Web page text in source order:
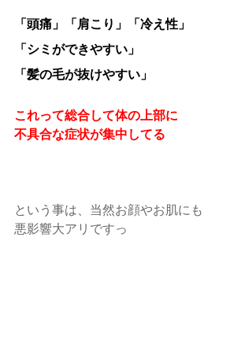
「頭痛」「肩こり」「冷え性」
「シミができやすい」
「髪の毛が抜けやすい」
これって総合して体の上部に
不具合な症状が集中してる
という事は、当然お顔やお肌にも
悪影響大アリですっ